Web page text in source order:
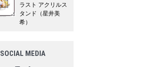
ラスト アクリルス
タンド（星井美
希）
SOCIAL MEDIA